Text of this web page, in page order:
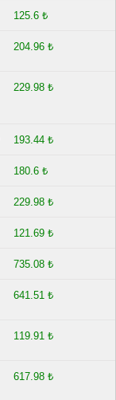
125.6 ₺
204.96 ₺
229.98 ₺
193.44 ₺
180.6 ₺
229.98 ₺
121.69 ₺
735.08 ₺
641.51 ₺
119.91 ₺
617.98 ₺